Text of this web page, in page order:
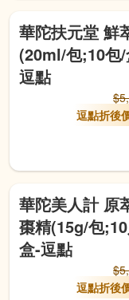
華陀扶元堂 鮮
(20ml/包;10包
逗點
$
逗點折後
華陀美人計 原
棗精(15g/包
盒-逗點
$
逗點折後